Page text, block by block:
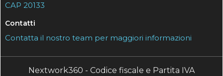
CAP 20133
Contatti
Contatta il nostro team per maggiori informazioni
Nextwork360 - Codice fiscale e Partita IVA